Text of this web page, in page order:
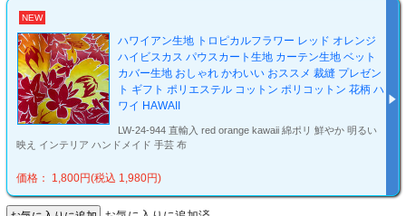
NEW
ハワイアン生地 トロピカルフラワー レッド オレンジ
ハイビスカス パウスカート生地 カーテン生地 ベット
カバー生地 おしゃれ かわいい おススメ 裁縫 プレゼン
ト ギフト ポリエステル コットン ポリコットン 花柄 ハ
ワイ HAWAII
LW-24-944 直輸入 red orange kawaii 綿ポリ 鮮やか 明るい
映え インテリア ハンドメイド 手芸 布
価格： 1,800円(税込 1,980円)